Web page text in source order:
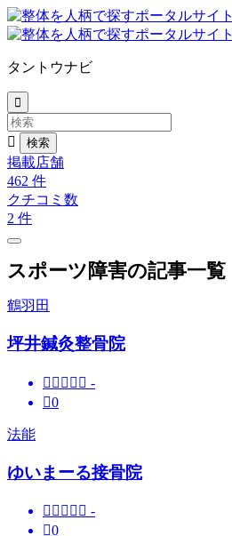
タントウナビ


掲載店舗
462 件
クチコミ数
2 件
スポーツ障害の記事一覧
鶴羽田
坪井鍼灸整骨院
     -
0
法能
ゆいまーる接骨院
     -
0